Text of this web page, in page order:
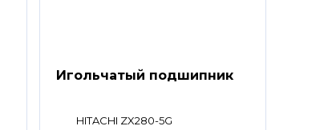
Игольчатый подшипник
HITACHI ZX280-5G